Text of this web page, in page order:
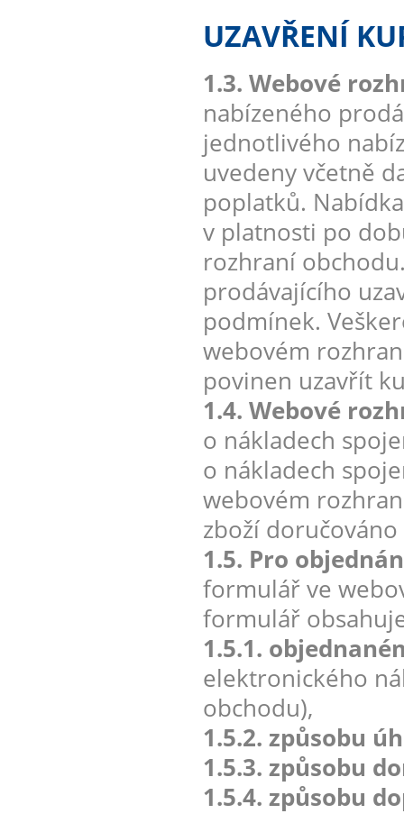
UZAVŘENÍ
1.3. Webové
nabízeného
jednotlivého
uvedeny včetně
poplatků.
v platnosti po
rozhraní
prodávajícího
podmínek.
webovém
povinen uzavřít
1.4. Webové
o nákladech
o nákladech
webovém
zboží
1.5. Pro
formulář ve
formulář
1.5.1.
elektronického
obchodu),
1.5.2. způsobu
1.5.3. způsobu
1.5.4. způsobu